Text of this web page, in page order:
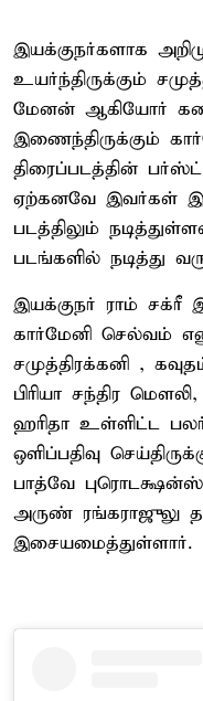
இயக்குநர்களாக
உயர்ந்திருக்கும்
மேனன் ஆகியோர்
இணைந்திருக்கும்
திரைப்படத்தின்
ஏற்கனவே இவர்கள்
படத்திலும்
படங்களில் நடித்து
இயக்குநர் ராம் சக்ரீ
கார்மேனி செல்வம்
சமுத்திரக்கனி ,
பிரியா சந்திர
ஹரிதா உள்ளிட்ட
ஒளிப்பதிவு
பாத்வே புரொடக்ஷன்ஸ்
அருண் ரங்கராஜுலு
இசையமைத்துள்ளார்.